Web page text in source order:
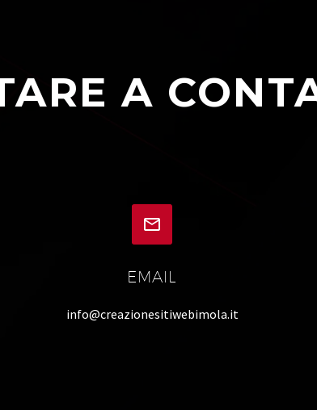
A


EMAIL
info@creazionesitiwebimola.it